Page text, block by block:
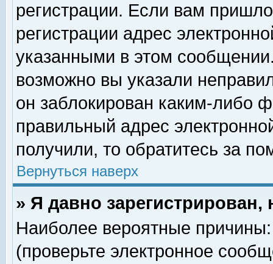
регистрации. Если вам
регистрации адрес
указанными в этом
возможно вы указали
он заблокирован каким-либо
правильный адрес
получили, то обратитесь за
Вернуться наверх
» Я давно
Наиболее вероятные
(проверьте электронное